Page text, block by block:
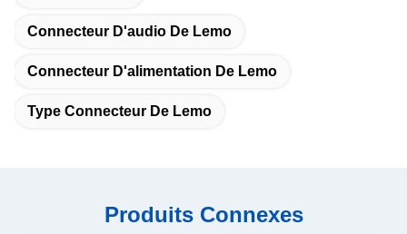
Connecteur D'audio De Lemo
Connecteur D'alimentation De Lemo
Type Connecteur De Lemo
Produits Connexes